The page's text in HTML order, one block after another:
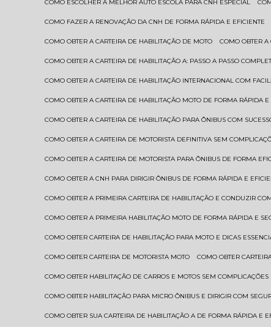
COMO ESCOLHER A MELHOR AUTO ESCOLA PARA CNH ESPECIAL
COMO FAZER A RENOVAÇÃO DA CNH DE FORMA RÁPIDA E EFICIENTE
COMO OBTER A CARTEIRA DE HABILITAÇÃO DE MOTO COMO OBTER
COMO OBTER A CARTEIRA DE HABILITAÇÃO A: PASSO A PASSO
COMO OBTER A CARTEIRA DE HABILITAÇÃO INTERNACIONAL COM
COMO OBTER A CARTEIRA DE HABILITAÇÃO MOTO DE FORMA RÁPIDA
COMO OBTER A CARTEIRA DE HABILITAÇÃO PARA ÔNIBUS COM
COMO OBTER A CARTEIRA DE MOTORISTA DEFINITIVA SEM
COMO OBTER A CARTEIRA DE MOTORISTA PARA ÔNIBUS DE FORMA
COMO OBTER A CNH PARA DIRIGIR ÔNIBUS DE FORMA RÁPIDA E
COMO OBTER A PRIMEIRA CARTEIRA DE HABILITAÇÃO E CONDUZIR
COMO OBTER A PRIMEIRA HABILITAÇÃO MOTO DE FORMA RÁPIDA E
COMO OBTER CARTEIRA DE HABILITAÇÃO PARA MOTO E DICAS
COMO OBTER CARTEIRA DE MOTORISTA MOTO COMO OBTER
COMO OBTER HABILITAÇÃO DE CARROS E MOTOS SEM COMPLICAÇÕES
COMO OBTER HABILITAÇÃO PARA MICRO ÔNIBUS E DIRIGIR COM
COMO OBTER SUA CARTEIRA DE HABILITAÇÃO A DE FORMA RÁPIDA E